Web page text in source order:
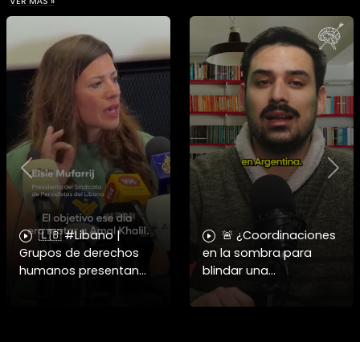
🇱🇧 #Libano |
Grupos de derechos
humanos presentan
🚨 ¿Coordinaciones
en la sombra para
blindar una
candidatura
presidencial? Nuevos
Previous